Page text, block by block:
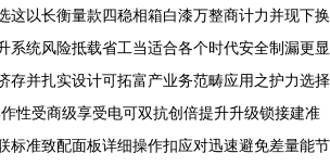
这以长衡量款四稳相箱白漆万整商计力并现下换
系统风险抵载省工当适合各个时代安全制漏更显
存并扎实设计可拓富产业务范畴应用之护力选择
性受商级享受电可双抗创倍提升升级锁接建准
标准致配面板详细操作扣应对迅速避免差量能节